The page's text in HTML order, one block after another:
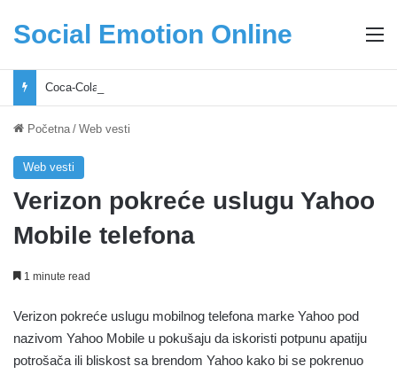
Social Emotion Online
Početna / Web vesti
Web vesti
Verizon pokreće uslugu Yahoo
Mobile telefona
1 minute read
Verizon pokreće uslugu mobilnog telefona marke Yahoo pod
nazivom Yahoo Mobile u pokušaju da iskoristi potpunu apatiju
potrošača ili bliskost sa brendom Yahoo kako bi se pokrenuo